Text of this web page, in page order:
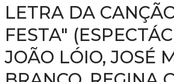
LETRA DA
FESTA"
JOÃO LÓIO, JOSÉ